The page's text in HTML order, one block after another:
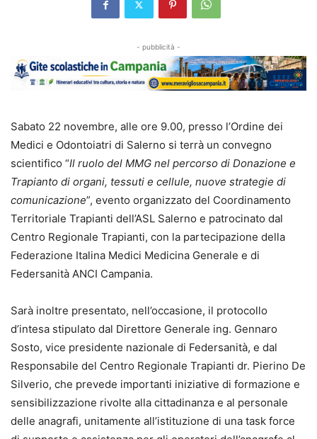
- pubblicità -
Sabato 22 novembre, alle ore 9.00, presso l’Ordine dei
Medici e Odontoiatri di Salerno si terrà un convegno
scientifico “Il ruolo del MMG nel percorso di Donazione e
Trapianto di organi, tessuti e cellule, nuove strategie di
comunicazione”, evento organizzato del Coordinamento
Territoriale Trapianti dell’ASL Salerno e patrocinato dal
Centro Regionale Trapianti, con la partecipazione della
Federazione Italina Medici Medicina Generale e di
Federsanità ANCI Campania.
Sarà inoltre presentato, nell’occasione, il protocollo
d’intesa stipulato dal Direttore Generale ing. Gennaro
Sosto, vice presidente nazionale di Federsanità, e dal
Responsabile del Centro Regionale Trapianti dr. Pierino De
Silverio, che prevede importanti iniziative di formazione e
sensibilizzazione rivolte alla cittadinanza e al personale
delle anagrafi, unitamente all’istituzione di una task force